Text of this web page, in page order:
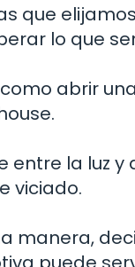
que
lo que
abrir
entre la luz y
viciado.
manera,